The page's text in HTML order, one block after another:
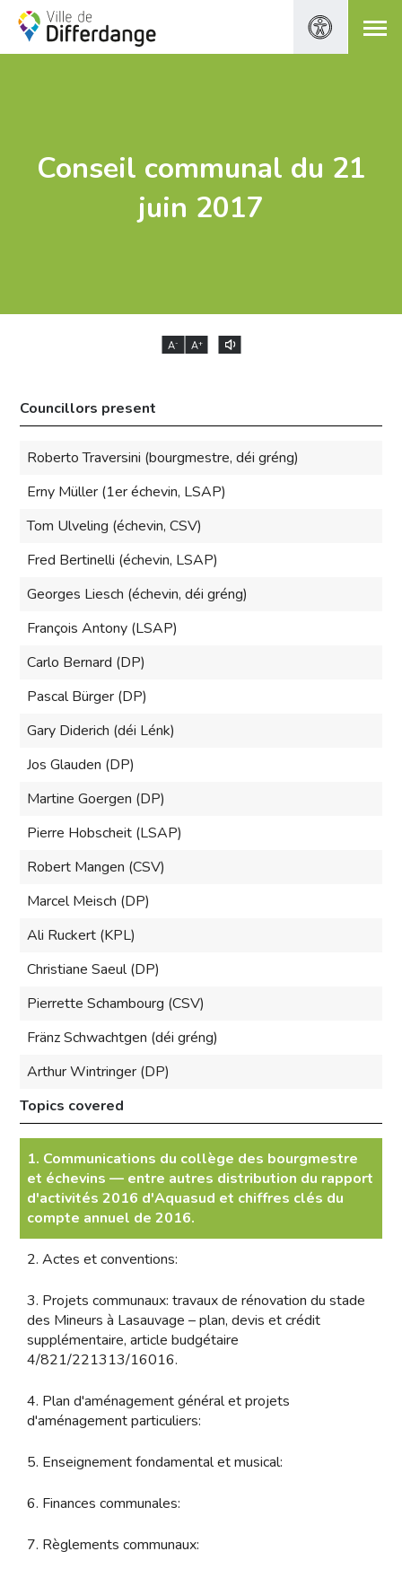
Conseil communal du 21
juin 2017
A- A+
Councillors present
Roberto Traversini (bourgmestre, déi gréng)
Erny Müller (1er échevin, LSAP)
Tom Ulveling (échevin, CSV)
Fred Bertinelli (échevin, LSAP)
Georges Liesch (échevin, déi gréng)
François Antony (LSAP)
Carlo Bernard (DP)
Pascal Bürger (DP)
Gary Diderich (déi Lénk)
Jos Glauden (DP)
Martine Goergen (DP)
Pierre Hobscheit (LSAP)
Robert Mangen (CSV)
Marcel Meisch (DP)
Ali Ruckert (KPL)
Christiane Saeul (DP)
Pierrette Schambourg (CSV)
Fränz Schwachtgen (déi gréng)
Arthur Wintringer (DP)
Topics covered
1. Communications du collège des bourgmestre
et échevins — entre autres distribution du rapport
d'activités 2016 d'Aquasud et chiffres clés du
compte annuel de 2016.
2. Actes et conventions:
3. Projets communaux: travaux de rénovation du stade
des Mineurs à Lasauvage – plan, devis et crédit
supplémentaire, article budgétaire
4/821/221313/16016.
4. Plan d'aménagement général et projets
d'aménagement particuliers:
5. Enseignement fondamental et musical:
6. Finances communales:
7. Règlements communaux: